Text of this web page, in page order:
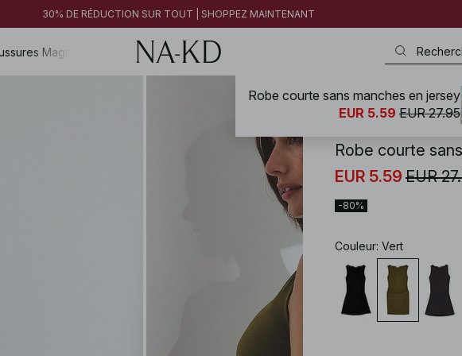
FINAL SALE | SHOPPEZ MAINTENANT
FINAL SALE | SHOPPEZ MAINTENANT
30% DE RÉDUCTION SUR TOUT | SHOPPEZ MAINTENANT
Magazine
NA-KD / Robes Robes
Robe courte
EUR 5.59 EUR
-80%
Couleur: Vert
Robe courte sans manches en jersey
EUR 5.59 EUR 27.95